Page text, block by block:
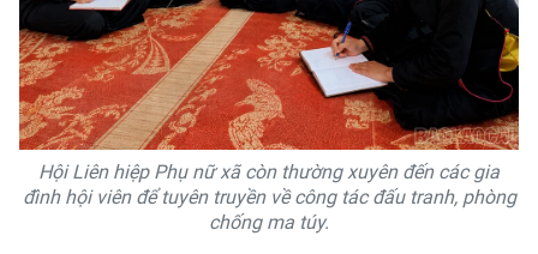
Hội Liên hiệp Phụ nữ xã còn thường xuyên đến các gia
đình hội viên để tuyên truyền về công tác đấu tranh, phòng
chống ma túy.